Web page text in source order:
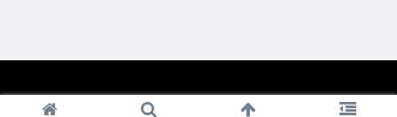
© 2008-2026 1nico.